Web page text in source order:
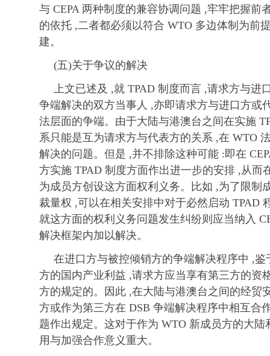
与 CEPA 两种制度的兼容协调问题 ,牢牢把握前
的依托 ,二者都必须以符合 WTO 多边体制为前
建。
(五)关于争议的解决
上文已述及 ,就 TPAD 制度而言 ,请求方与进
争端解决的双方当事人 ,亦即请求方与进口方或
法层面的争端。由于大陆与港澳台之间在实施
系只能是互为请求方与代表方的关系 ,在 WTO
解决的问题。但是 ,并不排除这种可能 :即在
方实施 TPAD 制度方面作出进一步的安排 ,从而
为成员方创设这方面权利义务。比如 ,为了限制
裁量权 ,可以在相关安排中对于必然启动 TPAD
就这方面的权利义务问题发生纠纷则应当纳入
解决框架内加以解决。
在进口方与被控倾销方的争端解决程序中 ,
方的国内产业利益 ,请求方应当享有第三方的资
方的规定的。因此 ,在大陆与港澳台之间的经贸
方或作为第三方在 DSB 争端解决程序中相互合
题作出规定。这对于作为 WTO 新成员方的大
用与加强合作意义重大。